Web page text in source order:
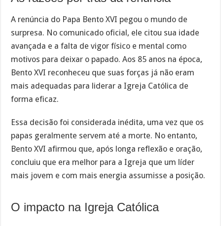
A renúncia do Papa Bento XVI pegou o mundo de
surpresa. No comunicado oficial, ele citou sua idade
avançada e a falta de vigor físico e mental como
motivos para deixar o papado. Aos 85 anos na época,
Bento XVI reconheceu que suas forças já não eram
mais adequadas para liderar a Igreja Católica de
forma eficaz.
Essa decisão foi considerada inédita, uma vez que os
papas geralmente servem até a morte. No entanto,
Bento XVI afirmou que, após longa reflexão e oração,
concluiu que era melhor para a Igreja que um líder
mais jovem e com mais energia assumisse a posição.
O impacto na Igreja Católica